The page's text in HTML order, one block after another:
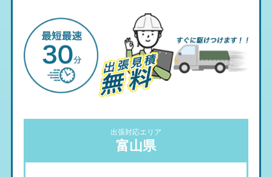
出張対応エリア
富山県